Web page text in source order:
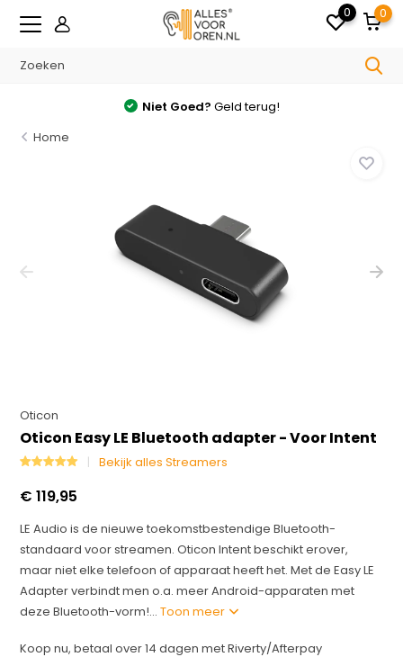
0 0
Gratisverzonden v.a. €35.- in NL
Home
Oticon
Oticon Easy LE Bluetooth adapter - Voor Intent
Bekijk alles Streamers
€ 119,95
LE Audio is de nieuwe toekomstbestendige Bluetooth-
standaard voor streamen. Oticon Intent beschikt erover,
maar niet elke telefoon of apparaat heeft het. Met de Easy LE
Adapter verbindt men o.a. meer Android-apparaten met
deze Bluetooth-vorm!...Toon meer
Koop nu, betaal over 14 dagen met Riverty/Afterpay